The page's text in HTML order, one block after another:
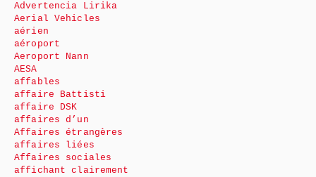
Advertencia Lirika
Aerial Vehicles
aérien
aéroport
Aeroport Nann
AESA
affables
affaire Battisti
affaire DSK
affaires d’un
Affaires étrangères
affaires liées
Affaires sociales
affichant clairement